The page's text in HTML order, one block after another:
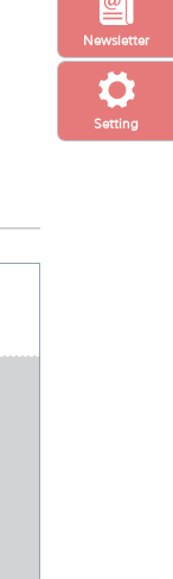
Setting
Newsletter